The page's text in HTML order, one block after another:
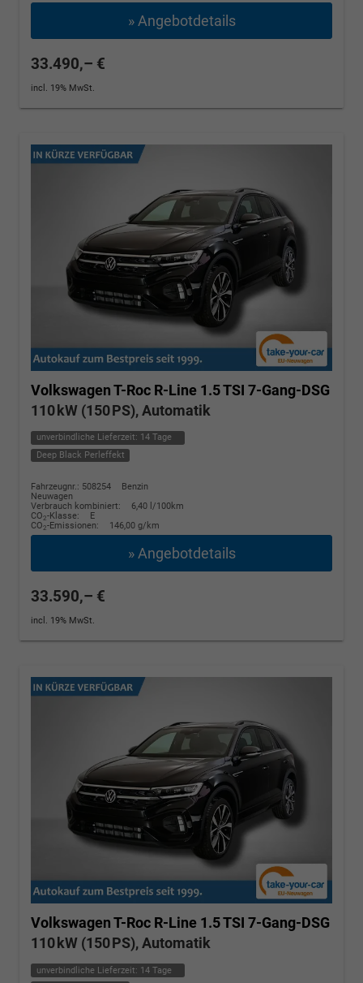
» Angebotdetails
33.490,– €
incl. 19% MwSt.
Volkswagen T-Roc R-Line 1.5 TSI 7-Gang-DSG
110 kW (150 PS), Automatik
unverbindliche Lieferzeit: 14 Tage
Deep Black Perleffekt
Fahrzeugnr.: 508254
Benzin
Neuwagen
Verbrauch kombiniert:
6,40 l/100km
CO2-Klasse:
E
CO2-Emissionen: 146,00 g/km
» Angebotdetails
33.590,– €
incl. 19% MwSt.
Volkswagen T-Roc R-Line 1.5 TSI 7-Gang-DSG
110 kW (150 PS), Automatik
unverbindliche Lieferzeit: 14 Tage